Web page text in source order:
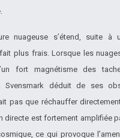
nuageuse s’étend, suite à
plus frais. Lorsque les
fort magnétisme des
Svensmark déduit de ses
pas que réchauffer
directe est fortement amplifiée
ce qui provoque